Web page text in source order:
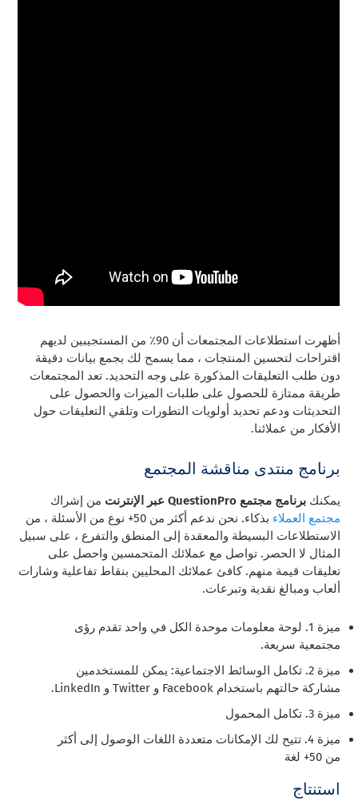
أظهرت استطلاعات المجتمعات أن 90٪ من المستجيبين لديهم
اقتراحات لتحسين المنتجات ، مما يسمح لك بجمع بيانات دقيقة
دون طلب التعليقات المذكورة على وجه التحديد. تعد المجتمعات
طريقة ممتازة للحصول على طلبات الميزات والحصول على
التحديثات ودعم تحديد أولويات التطورات وتلقي التعليقات حول
الأفكار من عملائنا.
برنامج منتدى مناقشة المجتمع
يمكنكبرنامج مجتمع QuestionPro عبر الإنترنت
من إشراك
مجتمع العملاء
بذكاء. نحن ندعم أكثر من 50+ نوع من الأسئلة ، من
الاستطلاعات البسيطة والمعقدة إلى المنطق والتفرع ، على سبيل
المثال لا الحصر. تواصل مع عملائك المتحمسين واحصل على
تعليقات قيمة منهم. كافئ عملائك المحليين بنقاط تفاعلية وشارات
ألعاب ومبالغ نقدية وتبرعات.
ميزة 1. لوحة معلومات موحدة الكل في واحد تقدم رؤى
مجتمعية سريعة.
ميزة 2. تكامل الوسائط الاجتماعية: يمكن للمستخدمين
مشاركة حالتهم باستخدام Facebook و Twitter و LinkedIn.
ميزة 3. تكامل المحمول
ميزة 4. تتيح لك الإمكانات متعددة اللغات الوصول إلى أكثر
من 50+ لغة
استنتاج